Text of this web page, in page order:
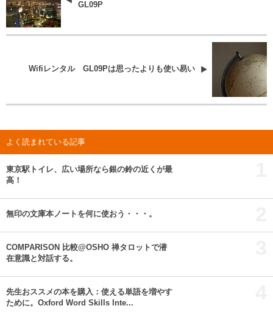
GL09P
Wifiレンタル GL09Pは思ったよりも使い易い
よく読まれている記事
東京駅トイレ、広い場所なら銀の鈴の近くが最
高！
無印の文庫本ノートを何に使おう・・・。
COMPARISON 比較@OSHO 禅タロットで潜
在意識と対話する。
先生おススメの本を購入：使える単語を増やす
ために。Oxford Word Skills Inte...